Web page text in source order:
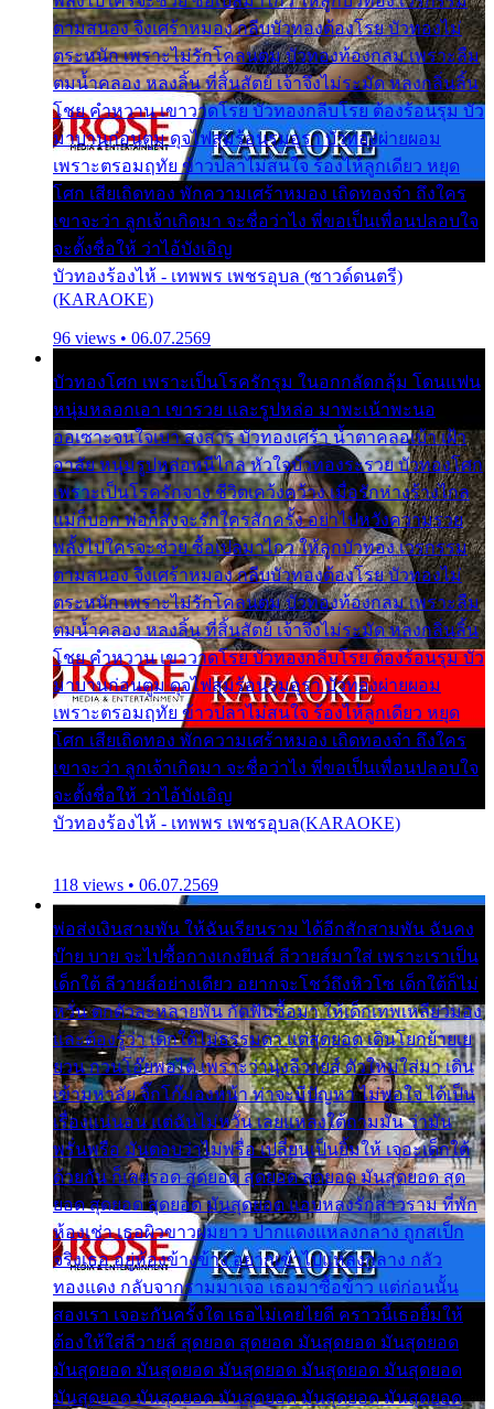
ตามสนอง จึงเศร้าหมอง กลีบบัวทองต้องโรย บัวทองไม่
ตระหนัก เพราะไม่รักโคลนตม บัวทองท้องกลม เพราะลืม
ตมน้ำคลอง หลงลิ้น ที่สิ้นสัตย์ เจ้าจึงไม่ระมัด หลงกลิ่นลิ้น
โชย คำหวาน เขาวาดโรย บัวทองกลีบโรย ต้องร้อนรุม บัว
มาบานก่อนตูม ดุจไฟสุมร้อนรุมอุรา บัวทองผ่ายผอม
เพราะตรอมฤทัย ข้าวปลาไม่สนใจ ร้องไห้ลูกเดียว หยุด
โศก เสียเถิดทอง พักความเศร้าหมอง เถิดทองจ๋า ถึงใคร
เขาจะว่า ลูกเจ้าเกิดมา จะชื่อว่าไง พี่ขอเป็นเพื่อนปลอบใจ
จะตั้งชื่อให้ ว่าไอ้บังเอิญ
บัวทองร้องไห้ - เทพพร เพชรอุบล (ซาวด์ดนตรี)
(KARAOKE)
96 views • 06.07.2569
บัวทองโศก เพราะเป็นโรครักรุม ในอกกลัดกลุ้ม โดนแฟน
หนุ่มหลอกเอา เขารวย และรูปหล่อ มาพะเน้าพะนอ
ออเซาะจนใจเบา สงสาร บัวทองเศร้า น้ำตาคลอเบ้า เฝ้า
อาลัย หนุ่มรูปหล่อหนีไกล หัวใจบัวทองระรวย บัวทองโศก
เพราะเป็นโรครักจาง ชีวิตเคว้งคว้าง เมื่อรักห่างร้างไกล
แม่ก็บอก พ่อก็สั่งจะรักใครสักครั้ง อย่าไปหวังความรวย
พลั้งไปใครจะช่วย ซื้อเปลมาไกว ให้ลูกบัวทอง เวรกรรม
ตามสนอง จึงเศร้าหมอง กลีบบัวทองต้องโรย บัวทองไม่
ตระหนัก เพราะไม่รักโคลนตม บัวทองท้องกลม เพราะลืม
ตมน้ำคลอง หลงลิ้น ที่สิ้นสัตย์ เจ้าจึงไม่ระมัด หลงกลิ่นลิ้น
โชย คำหวาน เขาวาดโรย บัวทองกลีบโรย ต้องร้อนรุม บัว
มาบานก่อนตูม ดุจไฟสุมร้อนรุมอุรา บัวทองผ่ายผอม
เพราะตรอมฤทัย ข้าวปลาไม่สนใจ ร้องไห้ลูกเดียว หยุด
โศก เสียเถิดทอง พักความเศร้าหมอง เถิดทองจ๋า ถึงใคร
เขาจะว่า ลูกเจ้าเกิดมา จะชื่อว่าไง พี่ขอเป็นเพื่อนปลอบใจ
จะตั้งชื่อให้ ว่าไอ้บังเอิญ
บัวทองร้องไห้ - เทพพร เพชรอุบล(KARAOKE)
118 views • 06.07.2569
พ่อส่งเงินสามพัน ให้ฉันเรียนราม ได้อีกสักสามพัน ฉันคง
บ๊าย บาย จะไปซื้อกางเกงยีนส์ ลีวายส์มาใส่ เพราะเราเป็น
เด็กใต้ ลีวายส์อย่างเดียว อยากจะโชว์ถึงหิวโซ เด็กใต้ก็ไม่
หวั่น ตกตัวละหลายพัน กัดฟันซื้อมา ให้เด็กเทพเหลียวมอง
และต้องรู้ว่า เด็กใต้ไม่ธรรมดา แต่สุดยอด เดินโยกย้ายเย
ยวน กวนโอ๊ยพอได้ เพราะว่านุ่งลีวายส์ ตัวใหม่ใส่มา เดิน
เข้ามหาลัย จิ๊กโก๊มองหน้า ท่าจะมีปัญหา ไม่พอใจ ได้เป็น
เรื่องแน่นอน แต่ฉันไม่หวั่น เลยแหลงใต้ถามมัน ว่ามัน
พรั่นพรือ มันตอบว่าไม่พรื่อ เปลี่ยนเป็นยิ้มให้ เจอะเด็กใต้
ด้วยกัน ก็เลยรอด สุดยอด สุดยอด สุดยอด มันสุดยอด สุด
ยอด สุดยอด สุดยอด มันสุดยอด แอบหลงรักสาวราม ที่พัก
ห้องเช่า เธอผิวขาวผมยาว ปากแดงแหลงกลาง ถูกสเป็ก
จริงเธอ อยู่ห้องข้างข้าง อยากเข้าไปแหลงกลาง กลัว
ทองแดง กลับจากรามมาเจอ เธอมาซื้อข้าว แต่ก่อนนั้น
สองเรา เจอะกันครั้งใด เธอไม่เคยไยดี คราวนี้เธอยิ้มให้
ต้องให้ใส่ลีวายส์ สุดยอด สุดยอด มันสุดยอด มันสุดยอด
มันสุดยอด มันสุดยอด มันสุดยอด มันสุดยอด มันสุดยอด
มันสุดยอด มันสุดยอด มันสุดยอด มันสุดยอด มันสุดยอด